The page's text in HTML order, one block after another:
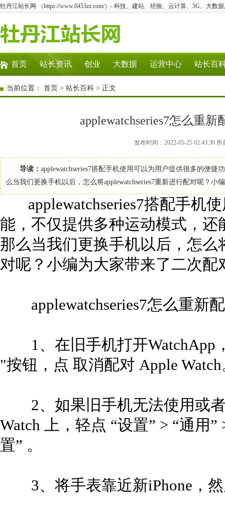
牡丹江站长网 （https://www.0453zz.com/）- 科技、建站、经验、云计算、5G、大数
首页 站长资讯 创业 大数据 运营中心 站长百
当前位置： 首页 > 站长百科 > 正文
applewatchseries7怎么重
发布时间：2022-05-25 02:43:30
导读： applewatchseries7搭配手机使用可以为用户提供很多的便
么当我们更换手机以后，怎么将applewatchseries7重新进行配对呢？小
applewatchseries7搭配手机
能，不仅提供多种运动模式，
那么当我们更换手机以后，怎么
对呢？小编为大家带来了二次配
applewatchseries7怎么重新
1、在旧手机打开WatchApp
"按钮，点 取消配对 Apple
2、如果旧手机无法使用或者
Watch 上，轻点 “设置” > “通用
置” 。
3、将手表靠近新iPhone，然